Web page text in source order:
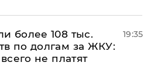
более 108 тыс.
по долгам за ЖКУ:
не платят
19:35